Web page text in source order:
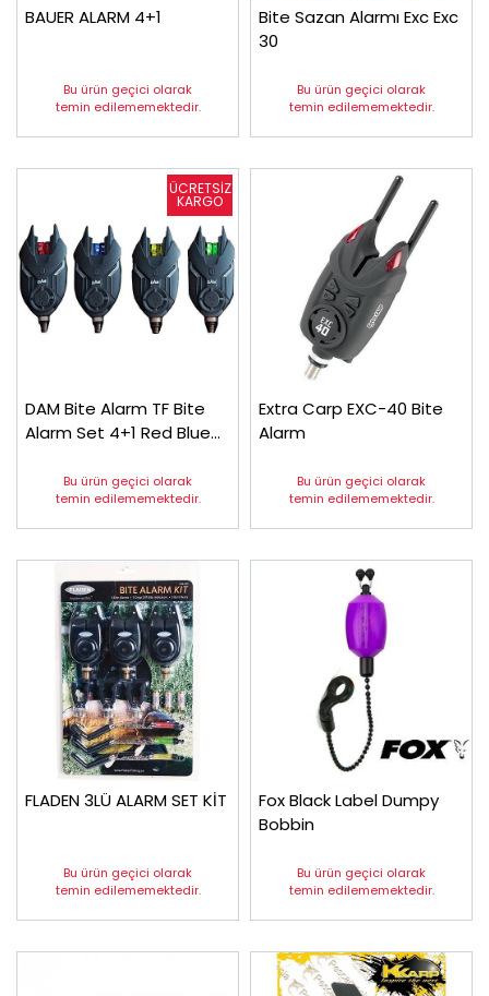
BAUER ALARM 4+1
Bu ürün geçici olarak
temin edilememektedir.
Bite Sazan Alarmı Exc Exc
30
Bu ürün geçici olarak
temin edilememektedir.
DAM Bite Alarm TF Bite
Alarm Set 4+1 Red Blue
Bu ürün geçici olarak
temin edilememektedir.
Extra Carp EXC-40 Bite
Alarm
Bu ürün geçici olarak
temin edilememektedir.
FLADEN 3LÜ ALARM SET KİT
Bu ürün geçici olarak
temin edilememektedir.
Fox Black Label Dumpy
Bobbin
Bu ürün geçici olarak
temin edilememektedir.